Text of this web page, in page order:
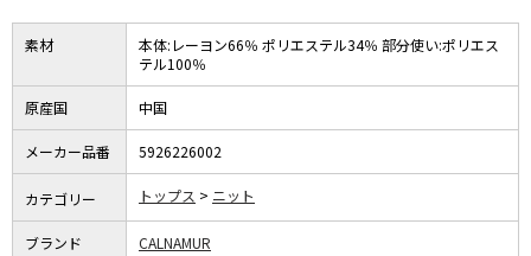
素材
本体:レーヨン66％ ポリエステル34％ 部分使い:ポリエス
テル100％
原産国 中国
メーカー品番 5926226002
カテゴリー トップス ニット
ブランド CALNAMUR